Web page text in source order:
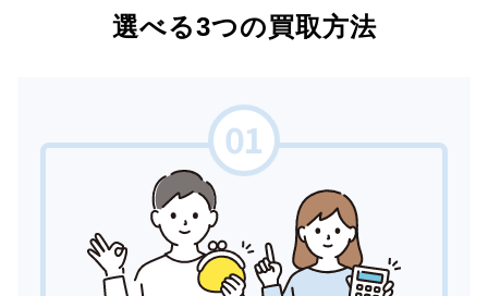
選べる3つの買取方法